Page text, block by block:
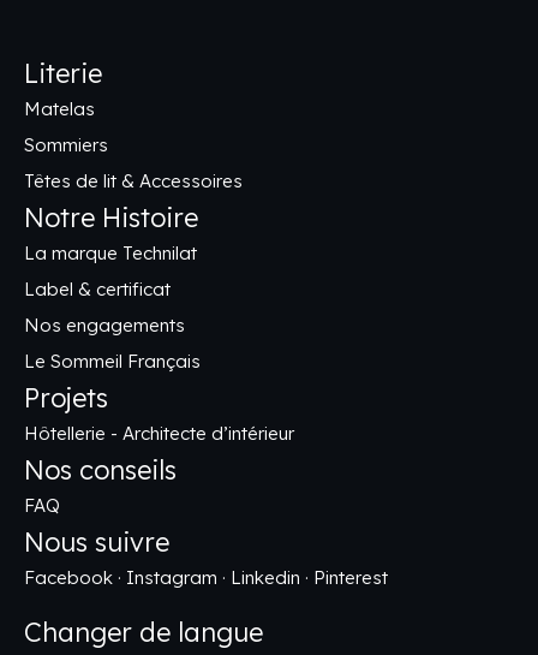
Literie
Matelas
Sommiers
Têtes de lit & Accessoires
Notre Histoire
La marque Technilat
Label & certificat
Nos engagements
Le Sommeil Français
Projets
Hôtellerie - Architecte d’intérieur
Nos conseils
FAQ
Nous suivre
Facebook · Instagram · Linkedin · Pinterest
Changer de langue